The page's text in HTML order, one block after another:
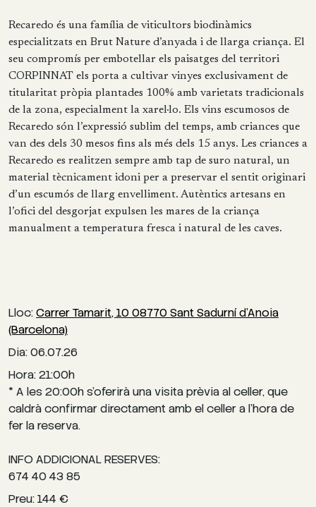
Recaredo és una família de viticultors biodinàmics
especialitzats en Brut Nature d’anyada i de llarga criança. El
seu compromís per embotellar els paisatges del territori
CORPINNAT els porta a cultivar vinyes exclusivament de
titularitat pròpia plantades 100% amb varietats tradicionals
de la zona, especialment la xarel·lo. Els vins escumosos de
Recaredo són l’expressió sublim del temps, amb criances que
van des dels 30 mesos fins als més dels 15 anys. Les criances a
Recaredo es realitzen sempre amb tap de suro natural, un
material tècnicament idoni per a preservar el sentit originari
d’un escumós de llarg envelliment. Autèntics artesans en
l’ofici del desgorjat expulsen les mares de la criança
manualment a temperatura fresca i natural de les caves.
Lloc:Carrer Tamarit, 10 08770 Sant Sadurní d'Anoia
(Barcelona)
Dia: 06.07.26
Hora: 21:00h
* A les 20:00h s’oferirà una visita prèvia al celler, que
caldrà confirmar directament amb el celler a l’hora de
fer la reserva.
INFO ADDICIONAL RESERVES:
674 40 43 85
Preu: 144 €